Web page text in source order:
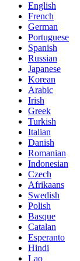
English
French
German
Portuguese
Spanish
Russian
Japanese
Korean
Arabic
Irish
Greek
Turkish
Italian
Danish
Romanian
Indonesian
Czech
Afrikaans
Swedish
Polish
Basque
Catalan
Esperanto
Hindi
Lao